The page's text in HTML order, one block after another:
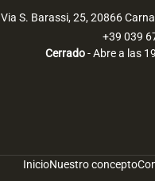
Via S. Barassi, 25, 20866
+39 039
Cerrado- Abre a las
InicioNuestro concepto